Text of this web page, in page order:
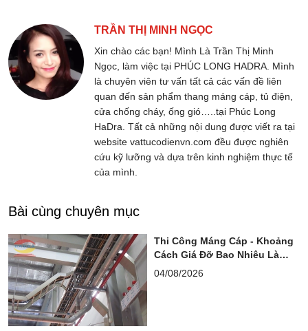
TRẦN THỊ MINH NGỌC
Xin chào các bạn! Mình Là Trần Thị Minh
Ngọc, làm việc tại PHÚC LONG HADRA. Mình
là chuyên viên tư vấn tất cả các vấn đề liên
quan đến sản phẩm thang máng cáp, tủ điện,
cửa chống cháy, ống gió…..tại Phúc Long
HaDra. Tất cả những nội dung được viết ra tại
website vattucodienvn.com đều được nghiên
cứu kỹ lưỡng và dựa trên kinh nghiệm thực tế
của mình.
Bài cùng chuyên mục
Thi Công Máng Cáp - Khoảng
Cách Giá Đỡ Bao Nhiêu Là
Chuẩn?
04/08/2026